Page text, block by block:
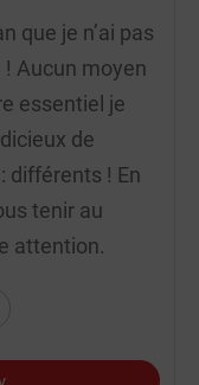
que je n’ai pas
Aucun moyen
essentiel je
de
différents ! En
tenir au
attention.